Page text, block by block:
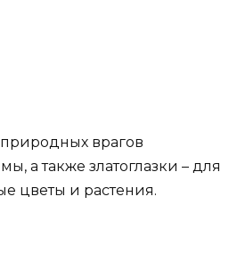
врагов
а также златоглазки – для
цветы и растения.